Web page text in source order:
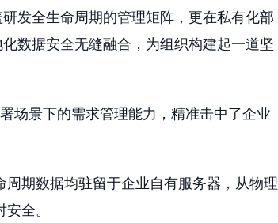
发全生命周期的管理矩阵，更在私有化部
数据安全无缝融合，为组织构建起一道坚
场景下的需求管理能力，精准击中了企业
周期数据均驻留于企业自有服务器，从物理
全。